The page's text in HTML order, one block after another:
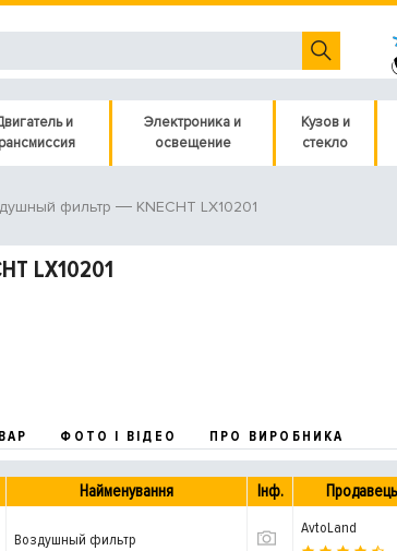
и
Электроника и
освещение
Кузов и
стекло
фильтр KNECHT LX10201
LX10201
ФОТО І ВІДЕО ПРО ВИРОБНИКА
Найменування Інф. Продавець
Воздушный фильтр
AvtoLand